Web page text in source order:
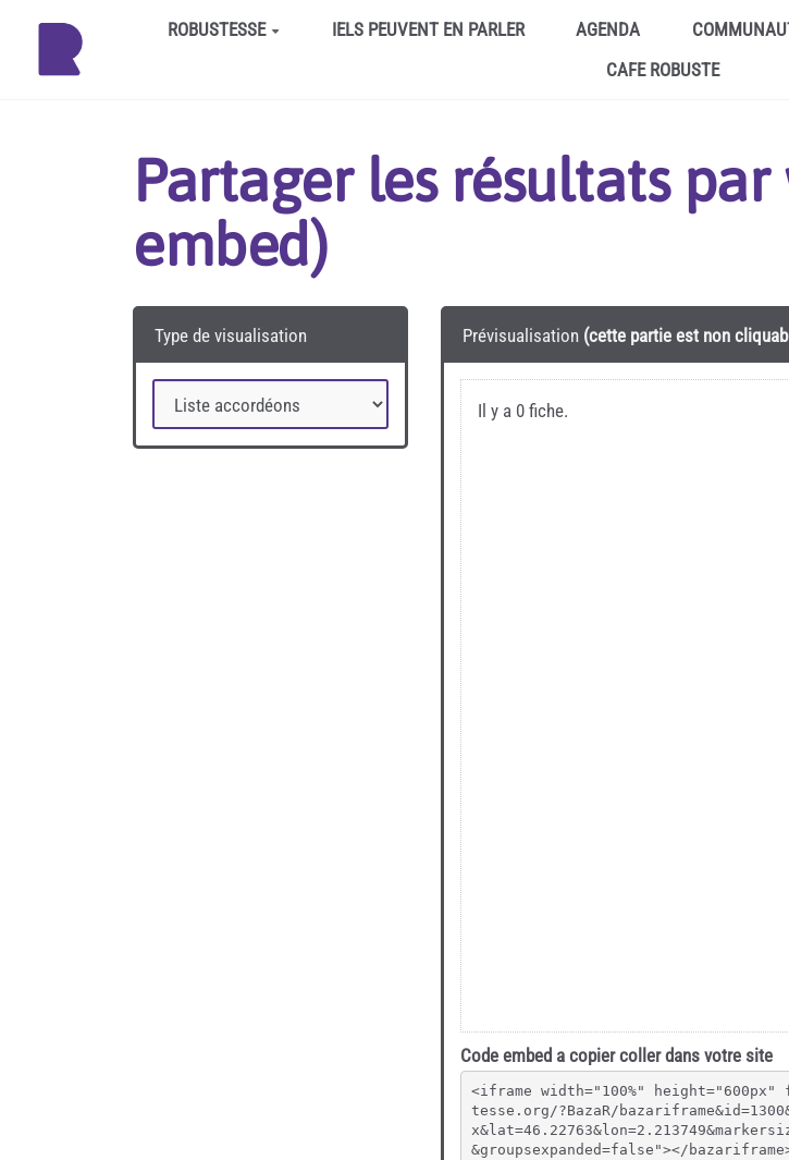
Aller au contenu principalROBUSTESSE IELS PEUVENT EN PARLER AGENDA
CAFE ROBUSTE
Partager les résultats
embed)
Type de visualisation Prévisualisation (cette partie est non
Code embed a copier coller dans votre site
<iframe width="100%"
tesse.org/?BazaR/
&groupsexpanded=false"></